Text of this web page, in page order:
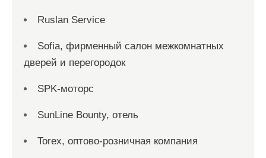
Ruslan Service
Sofia, фирменный салон межкомнатных
дверей и перегородок
SPK-моторс
SunLine Bounty, отель
Torex, оптово-розничная компания